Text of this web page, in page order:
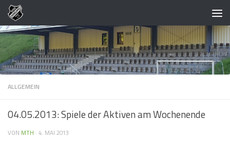
Zum Inhalt springen
ALLGEMEIN
04.05.2013: Spiele der Aktiven am Wochenende
VON MTH · 4. MAI 2013